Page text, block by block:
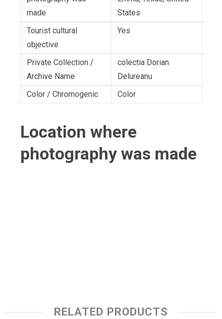
made
States
Tourist cultural
objective
Yes
Private Collection /
Archive Name
colectia Dorian
Delureanu
Color / Chromogenic
Color
Location where
photography was made
RELATED PRODUCTS